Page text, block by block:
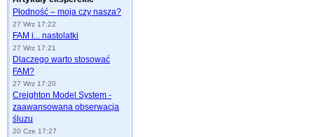
Płodność – moja czy nasza?
27 Wrz 17:22
FAM i... nastolatki
27 Wrz 17:21
Dlaczego warto stosować
FAM?
27 Wrz 17:20
Creighton Model System -
zaawansowana obserwacja
śluzu
20 Cze 17:27